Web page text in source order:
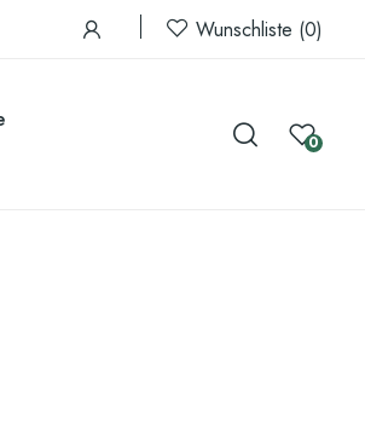
Wunschliste 0
0